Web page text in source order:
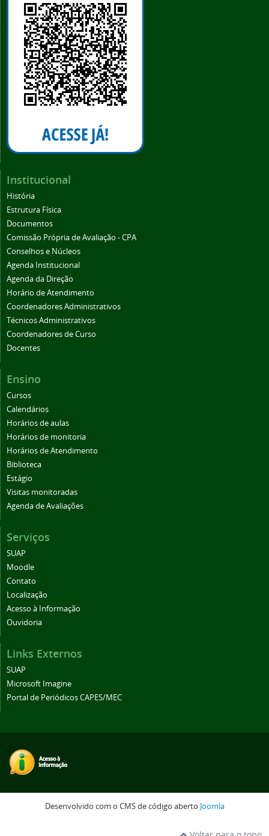
Institucional
História
Estrutura Física
Documentos
Comissão Própria de Avaliação - CPA
Conselhos e Núcleos
Agenda Institucional
Agenda da Direção
Horário de Atendimento
Coordenadores Administrativos
Técnicos Administrativos
Coordenadores de Curso
Docentes
Ensino
Cursos
Calendários
Horários de aulas
Horários de monitoria
Horários de Atendimento
Biblioteca
Estágio
Visitas monitoradas
Agenda de Avaliações
Serviços
SUAP
Moodle
Contato
Localização
Acesso à Informação
Ouvidoria
Links Externos
SUAP
Microsoft Imagine
Portal de Periódicos CAPES/MEC
Desenvolvido com o CMS de código aberto Joomla